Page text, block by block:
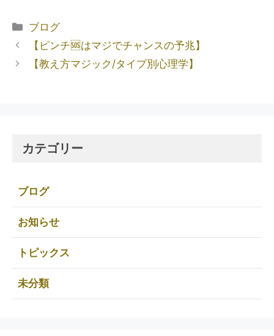
ブログ
【ピンチ🆘はマジでチャンスの予兆】
【教え方マジック/タイプ別心理学】
カテゴリー
ブログ
お知らせ
トピックス
未分類